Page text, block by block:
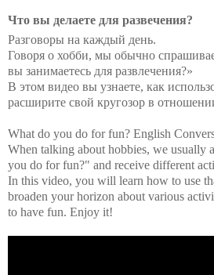
Что вы делаете для развечения?
Разговоры на каждый день.
Говоря о хобби, мы обычно
вы занимаетесь для развлечения?»
В этом видео вы узнаете, как
расширите свой кругозор в
What do you do for fun? English
When talking about hobbies, we usually
you do for fun?" and receive different
In this video, you will learn how to use
broaden your horizon about various
to have fun. Enjoy it!